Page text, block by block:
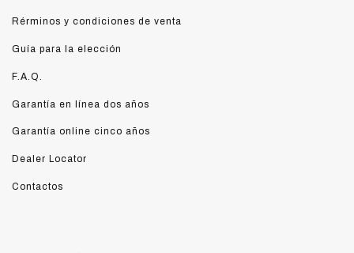
Rérminos y condiciones de venta
Guía para la elección
F.A.Q.
Garantía en línea dos años
Garantía online cinco años
Dealer Locator
Contactos